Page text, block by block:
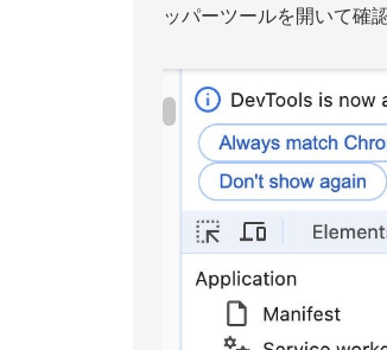
ッパーツールを開いて確